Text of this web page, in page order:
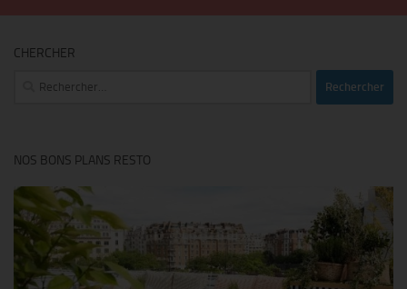
CHERCHER
Rechercher :
NOS BONS PLANS RESTO